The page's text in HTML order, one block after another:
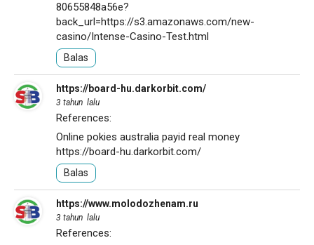
80655848a56e?
back_url=https://s3.amazonaws.com/new-
casino/Intense-Casino-Test.html
Balas
https://board-hu.darkorbit.com/
3 tahun lalu
References:
Online pokies australia payid real money
https://board-hu.darkorbit.com/
Balas
https://www.molodozhenam.ru
3 tahun lalu
References: